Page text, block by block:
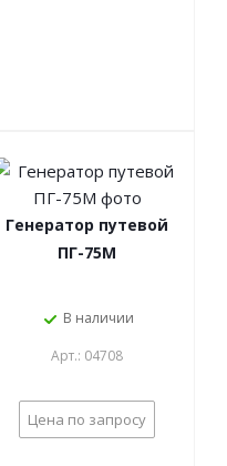
Генератор путевой
ПГ-75М
В наличии
Арт.: 04708
Цена по запросу